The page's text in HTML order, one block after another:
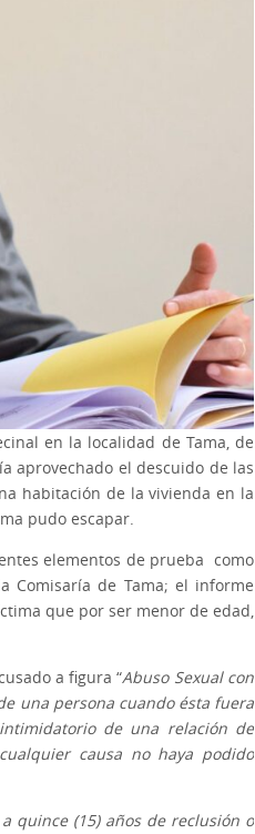
en la localidad de Tama, de
aprovechado el descuido de las
habitación de la vivienda en la
pudo escapar.
elementos de prueba como
Comisaría de Tama; el informe
que por ser menor de edad,
a figura “Abuso Sexual con
una persona cuando ésta fuera
de una relación de
causa no haya podido
quince (15) años de reclusión o